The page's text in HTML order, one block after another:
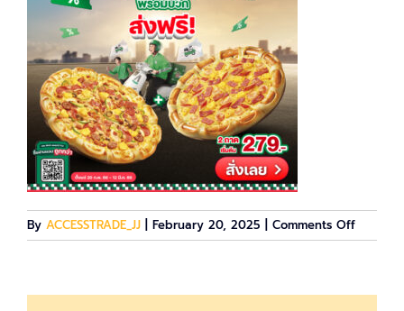
By ACCESSTRADE_JJ February 20, 2025 Comments Offon
image-